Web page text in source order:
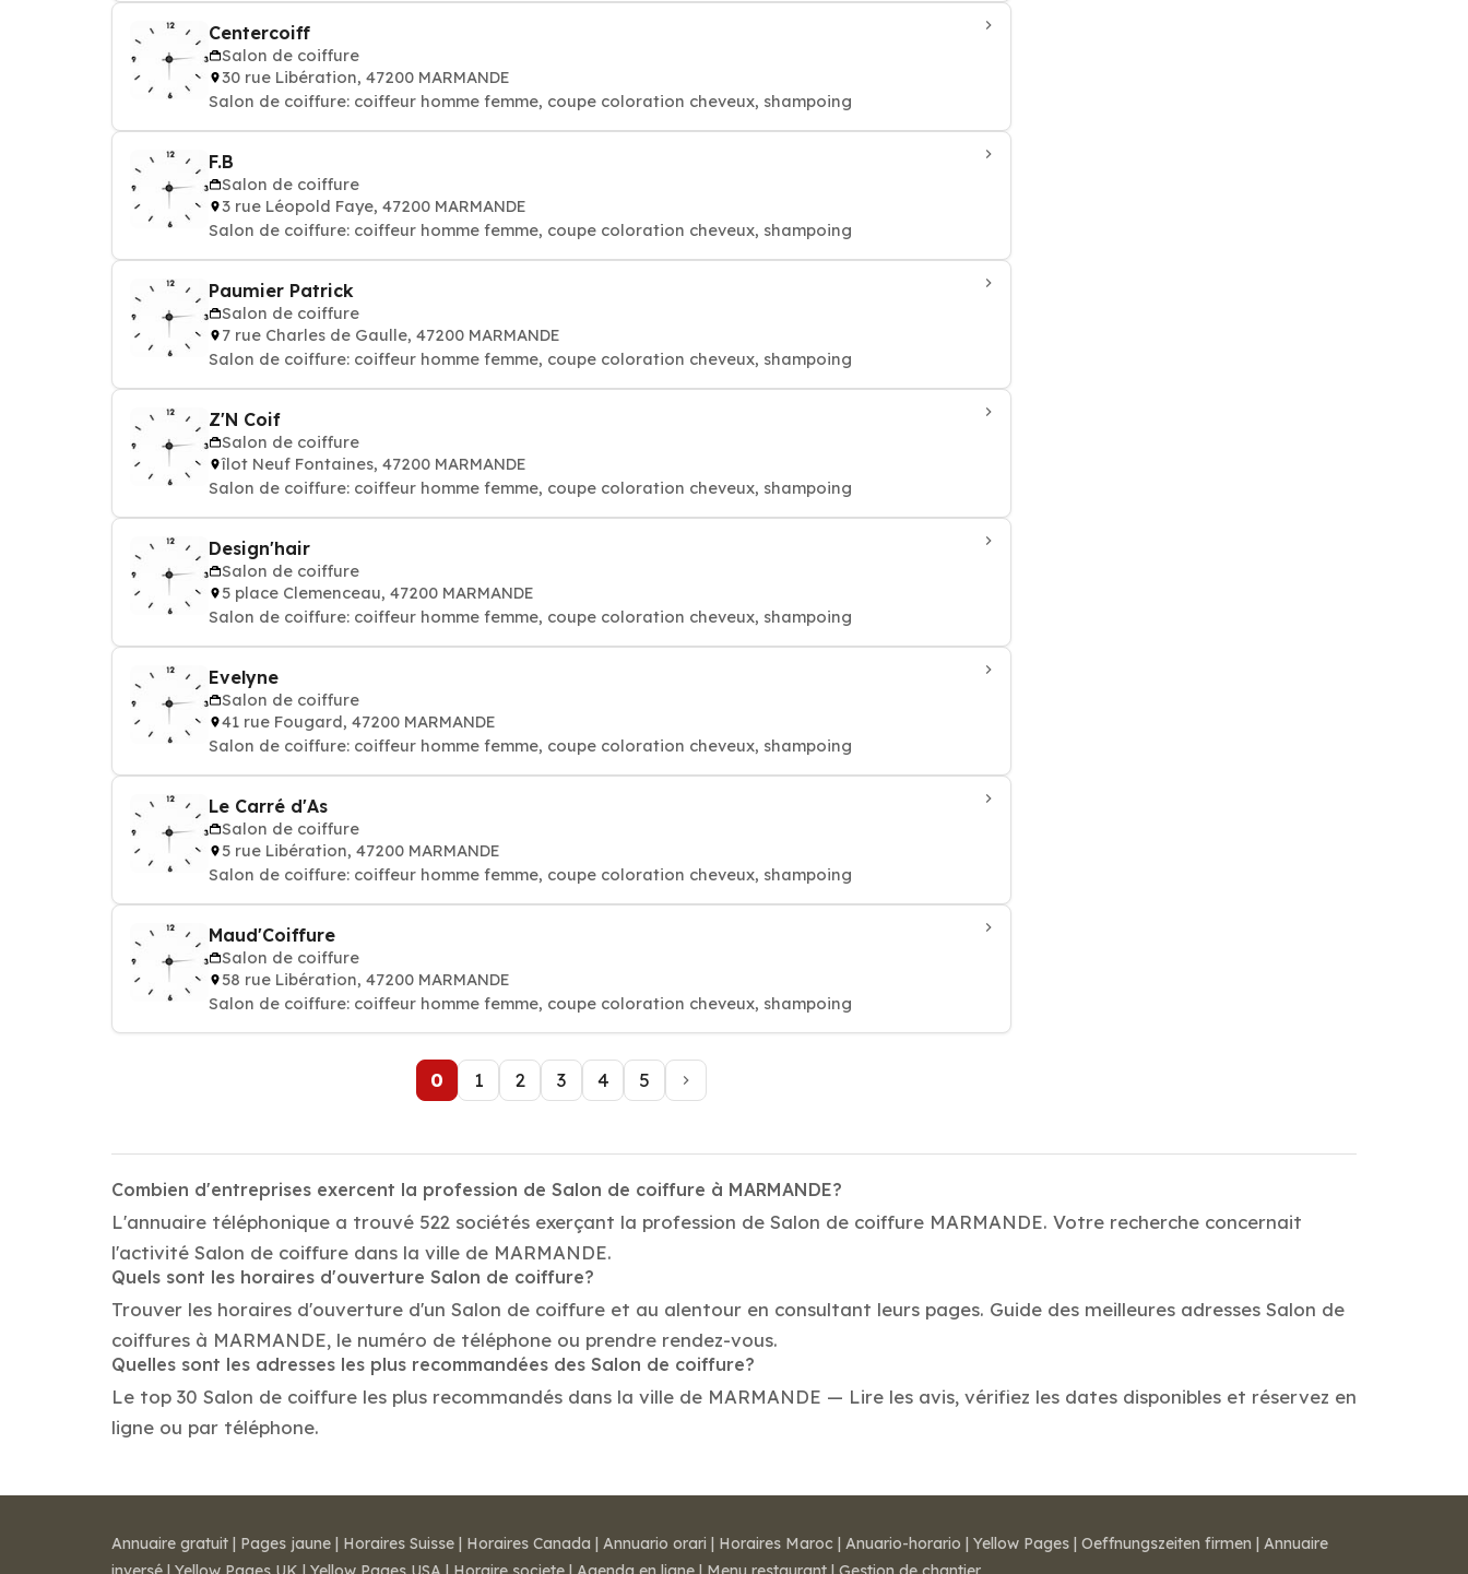
Centercoiff
Salon de coiffure
30 rue Libération, 47200 MARMANDE
Salon de coiffure: coiffeur homme femme, coupe coloration cheveux, shampoing
F.B
Salon de coiffure
3 rue Léopold Faye, 47200 MARMANDE
Salon de coiffure: coiffeur homme femme, coupe coloration cheveux, shampoing
Paumier Patrick
Salon de coiffure
7 rue Charles de Gaulle, 47200 MARMANDE
Salon de coiffure: coiffeur homme femme, coupe coloration cheveux, shampoing
Z'N Coif
Salon de coiffure
îlot Neuf Fontaines, 47200 MARMANDE
Salon de coiffure: coiffeur homme femme, coupe coloration cheveux, shampoing
Design'hair
Salon de coiffure
5 place Clemenceau, 47200 MARMANDE
Salon de coiffure: coiffeur homme femme, coupe coloration cheveux, shampoing
Evelyne
Salon de coiffure
41 rue Fougard, 47200 MARMANDE
Salon de coiffure: coiffeur homme femme, coupe coloration cheveux, shampoing
Le Carré d'As
Salon de coiffure
5 rue Libération, 47200 MARMANDE
Salon de coiffure: coiffeur homme femme, coupe coloration cheveux, shampoing
Maud'Coiffure
Salon de coiffure
58 rue Libération, 47200 MARMANDE
Salon de coiffure: coiffeur homme femme, coupe coloration cheveux, shampoing
0 1 2 3 4 5
Combien d'entreprises exercent la profession de Salon de coiffure à MARMANDE?
L'annuaire téléphonique a trouvé 522 sociétés exerçant la profession de Salon de coiffure MARMANDE. Votre recherche concernait
l'activité Salon de coiffure dans la ville de MARMANDE.
Quels sont les horaires d'ouverture Salon de coiffure?
Trouver les horaires d'ouverture d'un Salon de coiffure et au alentour en consultant leurs pages. Guide des meilleures adresses Salon de
coiffures à MARMANDE, le numéro de téléphone ou prendre rendez-vous.
Quelles sont les adresses les plus recommandées des Salon de coiffure?
Le top 30 Salon de coiffure les plus recommandés dans la ville de MARMANDE — Lire les avis, vérifiez les dates disponibles et réservez en
ligne ou par téléphone.
Annuaire gratuit | Pages jaune | Horaires Suisse | Horaires Canada | Annuario orari | Horaires Maroc | Anuario-horario | Yellow Pages | Oeffnungszeiten firmen | Annuaire